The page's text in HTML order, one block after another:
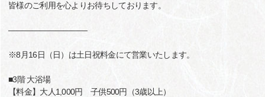
皆様のご利用を心よりお待ちしております。
――――――――――
※8月16日（日）は土日祝料金にて営業いたします。
■3階 大浴場
【料金】大人1,000円 子供500円（3歳以上）